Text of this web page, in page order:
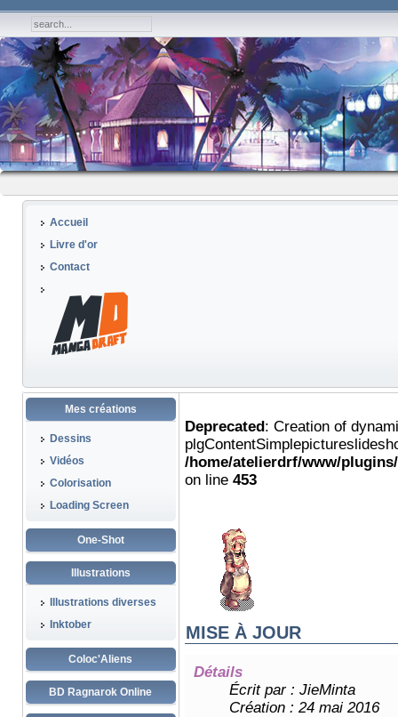
Accueil
Livre d'or
Contact
Mes créations
Dessins
Vidéos
Colorisation
Loading Screen
One-Shot
Illustrations
Illustrations diverses
Inktober
Coloc'Aliens
BD Ragnarok Online
Deprecated: Creation of
/home/atelierdrf/www/
on line 453
MISE À JOUR
Détails
Écrit par : JieMinta
Création : 24 mai 2016